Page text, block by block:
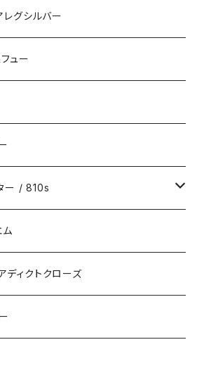
グシルバー
ュー
ー / 810s
ー
ィクトクローズ